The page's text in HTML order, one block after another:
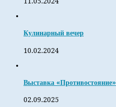
Кулинарный вечер
10.02.2024
Выставка «Противостояние»
02.09.2025